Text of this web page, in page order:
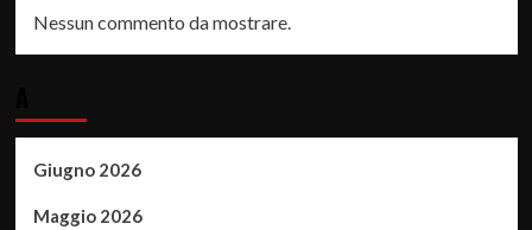
Nessun commento da mostrare.
Giugno 2026
Maggio 2026